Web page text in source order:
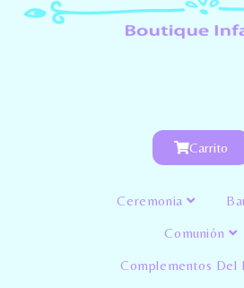
Carrito
Ceremonia
Comunión
Complementos Del